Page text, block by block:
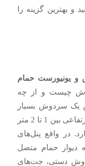
و بهترین گزینه را
و یونیورست حمام
دوش چیست و از چه
یک سردوش بسیار
بزرگ است که دارای یک علم بوده و ارتفاعی بین 1 تا 2 متر
سانتی‌متر دارد. در واقع پنل‌های
دیوار حمام متصل
دستی، جت‌های